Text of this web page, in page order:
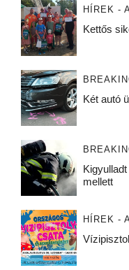
HÍREK -
Kettős
Két autó
mellett
HÍREK -